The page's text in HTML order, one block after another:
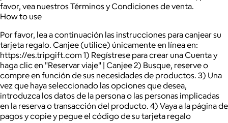
favor, vea nuestros Términos y Condiciones de venta.
How to use
Por favor, lea a continuación las instrucciones para canjear su
tarjeta regalo. Canjee (utilice) únicamente en línea en:
https://es.tripgift.com 1) Regístrese para crear una Cuenta y
haga clic en "Reservar viaje" | Canjee 2) Busque, reserve o
compre en función de sus necesidades de productos. 3) Una
vez que haya seleccionado las opciones que desea,
introduzca los datos de la persona o las personas implicadas
en la reserva o transacción del producto. 4) Vaya a la página de
pagos y copie y pegue el código de su tarjeta regalo